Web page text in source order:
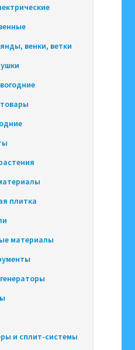
венки, ветки
плитка
материалы
и сплит-системы